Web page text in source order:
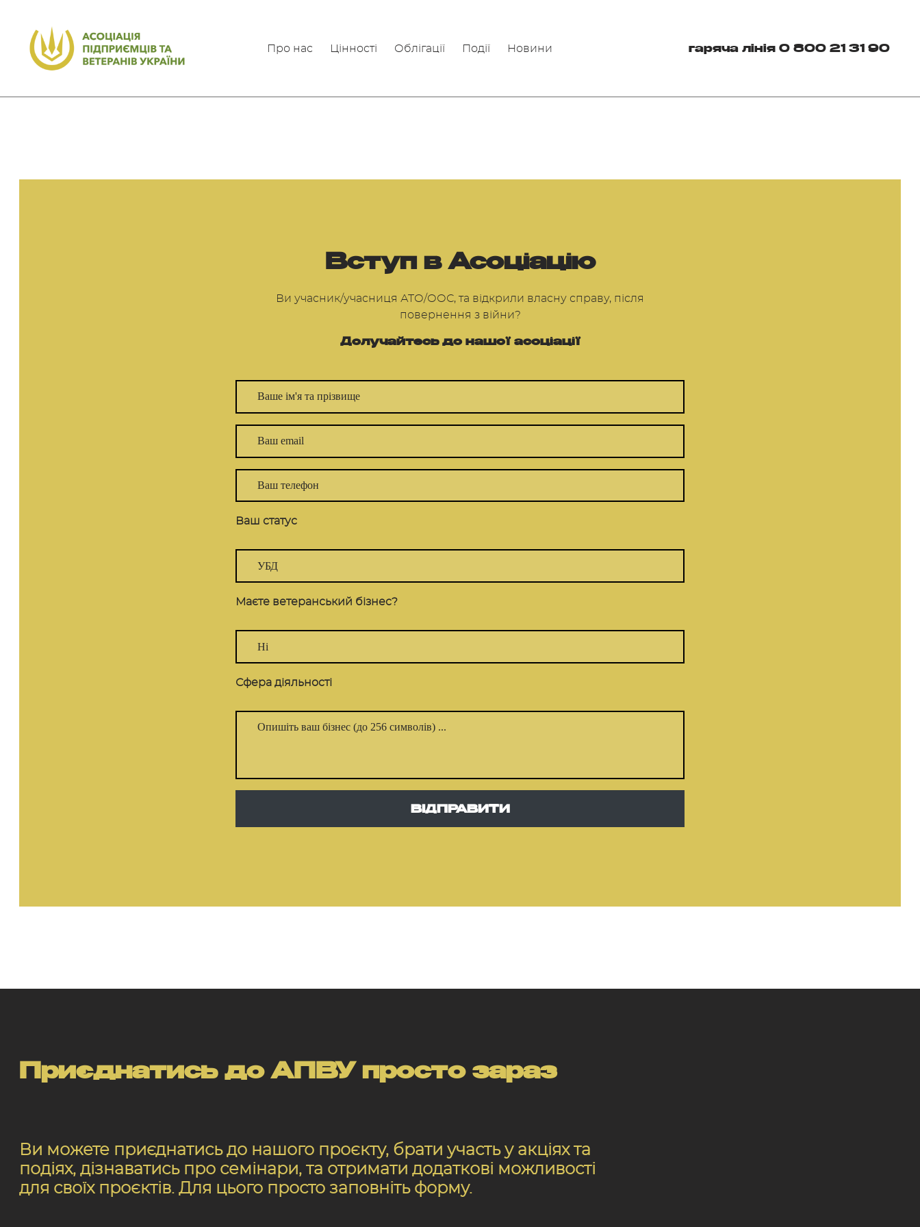
Про нас Цінності Облігації Події Новини гаряча лінія 0 800 21 31 90
Вступ в Асоціацію
Ви учасник/учасниця АТО/ООС, та відкрили власну справу, після
повернення з війни?
Долучайтесь до нашої асоціації
Ваш статус
Маєте ветеранський бізнес?
Сфера діяльності
Приєднатись до АПВУ просто зараз
Ви можете приєднатись до нашого проєкту, брати участь у акціях та
подіях, дізнаватись про семінари, та отримати додаткові можливості
для своїх проєктів. Для цього просто заповніть форму.